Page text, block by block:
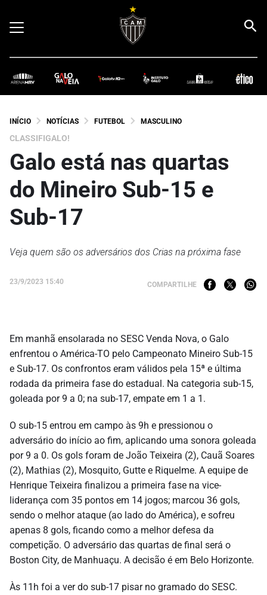
INÍCIO NOTÍCIAS FUTEBOL MASCULINO
CLASSIFIGALO!
Galo está nas quartas
do Mineiro Sub-15 e
Sub-17
Veja quem são os adversários dos Crias na próxima fase
23/9/2023 15:40 COMPARTILHE
Em manhã ensolarada no SESC Venda Nova, o Galo
enfrentou o América-TO pelo Campeonato Mineiro Sub-15
e Sub-17. Os confrontos eram válidos pela 15ª e última
rodada da primeira fase do estadual. Na categoria sub-15,
goleada por 9 a 0; na sub-17, empate em 1 a 1.
O sub-15 entrou em campo às 9h e pressionou o
adversário do início ao fim, aplicando uma sonora goleada
por 9 a 0. Os gols foram de João Teixeira (2), Cauã Soares
(2), Mathias (2), Mosquito, Gutte e Riquelme. A equipe de
Henrique Teixeira finalizou a primeira fase na vice-
liderança com 35 pontos em 14 jogos; marcou 36 gols,
sendo o melhor ataque (ao lado do América), e sofreu
apenas 8 gols, ficando como a melhor defesa da
competição. O adversário das quartas de final será o
Boston City, de Manhuaçu. A decisão é em Belo Horizonte.
Às 11h foi a ver do sub-17 pisar no gramado do SESC.